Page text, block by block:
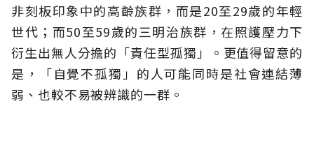
非刻板印象中的高齡族群，而是20至29歲的年輕
世代；而50至59歲的三明治族群，在照護壓力下
衍生出無人分擔的「責任型孤獨」。更值得留意的
是，「自覺不孤獨」的人可能同時是社會連結薄
弱、也較不易被辨識的一群。